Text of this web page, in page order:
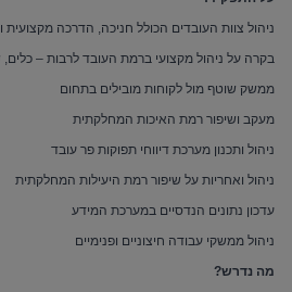
ניהול צוות העובדים הכולל חניכה, הדרכה מקצועית
בקרה על ניהול מקצועי ברמת העובד לרבות –
ממשק שוטף מול לקוחות מובילים בתחום
מעקב ושיפור רמת האיכות המחלקתית
ניהול ותכנון מערכת דיווחי תפוקות פר עובד
ניהול ואחריות על שיפור רמת היעילות המחלקתית
עדכון נתונים הנדסיים במערכת המידע
ניהול ממשקי עבודה חיצוניים ופנימיים
מה נדרש?